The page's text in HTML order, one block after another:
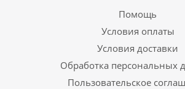
Помощь
Условия оплаты
Условия доставки
Обработка персональных
Пользовательское